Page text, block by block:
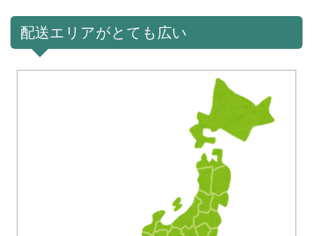
配送エリアがとても広い